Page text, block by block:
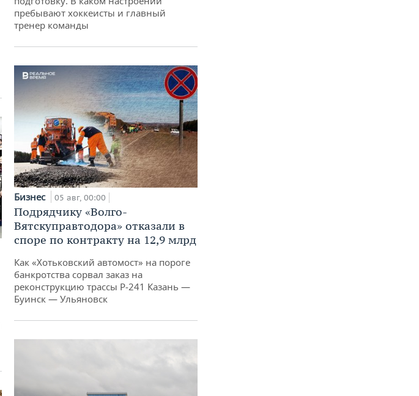
пребывают хоккеисты и главный
тренер команды
Бизнес 05 авг, 00:00
Подрядчику «Волго-
Вятскуправтодора» отказали в
споре по контракту на 12,9 млрд
Как «Хотьковский автомост» на пороге
банкротства сорвал заказ на
реконструкцию трассы Р‑241 Казань —
Буинск — Ульяновск